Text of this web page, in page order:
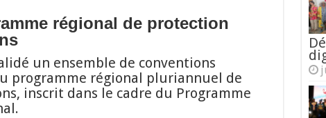
régional de protection
un ensemble de conventions
programme régional pluriannuel de
inscrit dans le cadre du Programme